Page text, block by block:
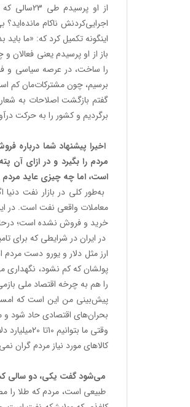
از او
اجرایی‌‌کردنش ناکام
اینگونه تکمیل کرد که: «ما
باز از او پرسیدم یعنی فعالان
را ساخت، در عرصه سیاسی و
برسیم، چون مشترکات‌مان کم
برگردیم و کشور را به حرکت
اخیرا پیشنهاد شما
مردم را بگیرد و در ازای آن
است، اما چه چیزی عاید
معاملات واقعی نفت است. در
خرید و فروش نشده است؛
ارز مثل دلار و یورو دست
پولشان که کم نشود، نگهداری
را هم به چرخه اقتصاد ملی
پیش‌بینی من این است که
بحران‌های اقتصادی حاد شود و
وقتی ما
کالاهای مورد نیاز مردم گران
می‌شود گفت یکی، دو سالی
طبیعی است، مردم که طلا را